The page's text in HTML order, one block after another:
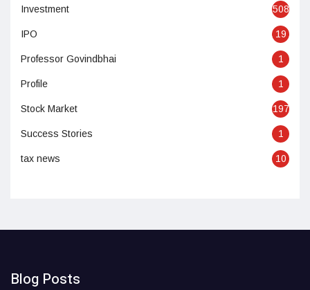
Investment 508
IPO 19
Professor Govindbhai 1
Profile 1
Stock Market 197
Success Stories 1
tax news 10
Blog Posts